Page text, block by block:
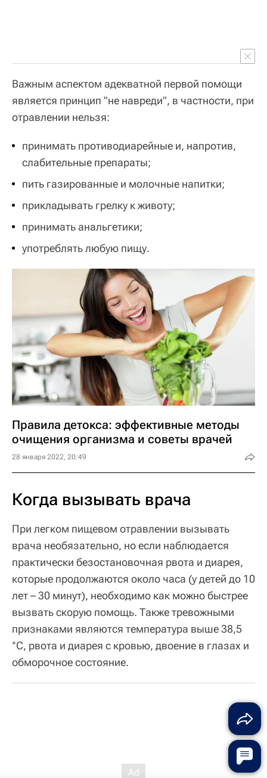
Важным аспектом адекватной первой помощи
является принцип "не навреди", в частности, при
отравлении нельзя:
принимать противодиарейные и, напротив,
слабительные препараты;
пить газированные и молочные напитки;
прикладывать грелку к животу;
принимать анальгетики;
употреблять любую пищу.
Правила детокса: эффективные методы
очищения организма и советы врачей
28 января 2022, 20:49
Когда вызывать врача
При легком пищевом отравлении вызывать
врача необязательно, но если наблюдается
практически безостановочная рвота и диарея,
которые продолжаются около часа (у детей до 10
лет – 30 минут), необходимо как можно быстрее
вызвать скорую помощь. Также тревожными
признаками являются температура выше 38,5
°С, рвота и диарея с кровью, двоение в глазах и
обморочное состояние.